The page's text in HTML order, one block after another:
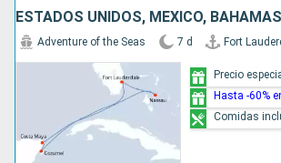
ESTADOS UNIDOS, MÉXICO, BAHAMAS
Adventure of the Seas 7 d Fort
Precio
Hasta -60%
Comidas